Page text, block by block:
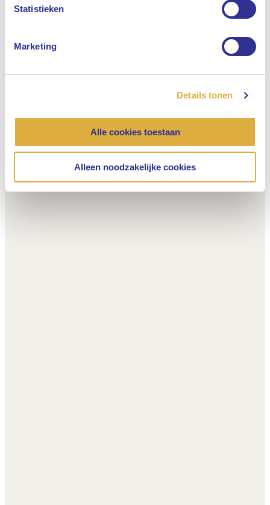
Statistieken
Marketing
Details tonen
Alle cookies toestaan
Alleen noodzakelijke cookies